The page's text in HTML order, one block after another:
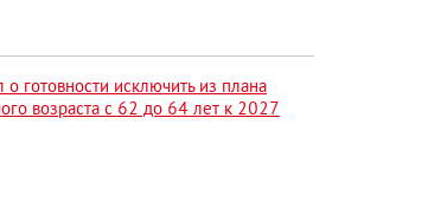
готовности исключить из плана
возраста с 62 до 64 лет к 2027